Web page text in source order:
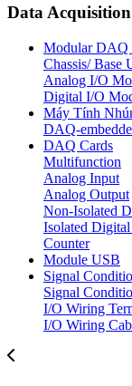
Data
Modular DAQ
Chassis/ Base
Analog I/O
Digital I/O
Máy Tính
DAQ-
DAQ Cards
Multifunction
Analog Input
Analog Output
Non-Isolated
Isolated
Counter
Module USB
Signal
Signal
I/O Wiring
I/O Wiring